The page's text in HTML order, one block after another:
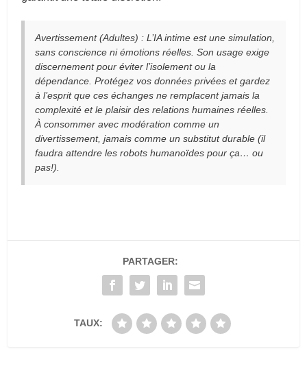
Avertissement (Adultes) : L’IA intime est une simulation,
sans conscience ni émotions réelles. Son usage exige
discernement pour éviter l’isolement ou la
dépendance. Protégez vos données privées et gardez
à l’esprit que ces échanges ne remplacent jamais la
complexité et le plaisir des relations humaines réelles.
À consommer avec modération comme un
divertissement, jamais comme un substitut durable (il
faudra attendre les robots humanoïdes pour ça… ou
pas!).
PARTAGER:
TAUX: